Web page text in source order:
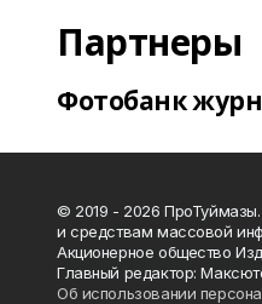
Партнеры
Фотобанк
© 2019 - 2026 ПроТуймазы.
и средствам массовой
Акционерное общество
Главный редактор:
Об использовании